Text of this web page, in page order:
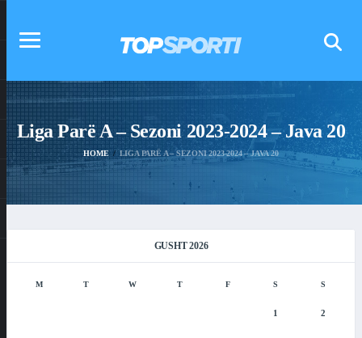
Liga Parë A – Sezoni 2023-2024 – Java 20
HOME LIGA PARË A – SEZONI 2023-2024 – JAVA 20
GUSHT 2026
M T W T F S S
1 2